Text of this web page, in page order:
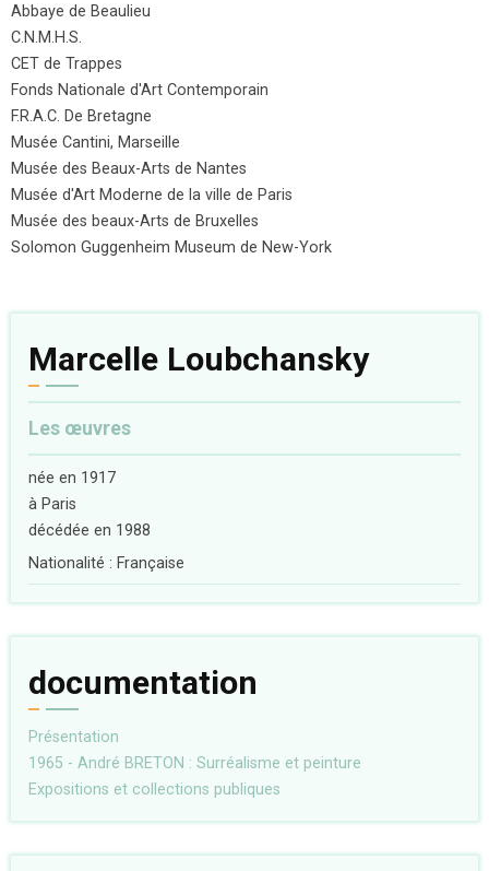
Abbaye de Beaulieu
C.N.M.H.S.
CET de Trappes
Fonds Nationale d'Art Contemporain
F.R.A.C. De Bretagne
Musée Cantini, Marseille
Musée des Beaux-Arts de Nantes
Musée d'Art Moderne de la ville de Paris
Musée des beaux-Arts de Bruxelles
Solomon Guggenheim Museum de New-York
Marcelle Loubchansky
Les œuvres
née en 1917
à Paris
décédée en 1988
Nationalité : Française
documentation
Présentation
1965 - André BRETON : Surréalisme et peinture
Expositions et collections publiques